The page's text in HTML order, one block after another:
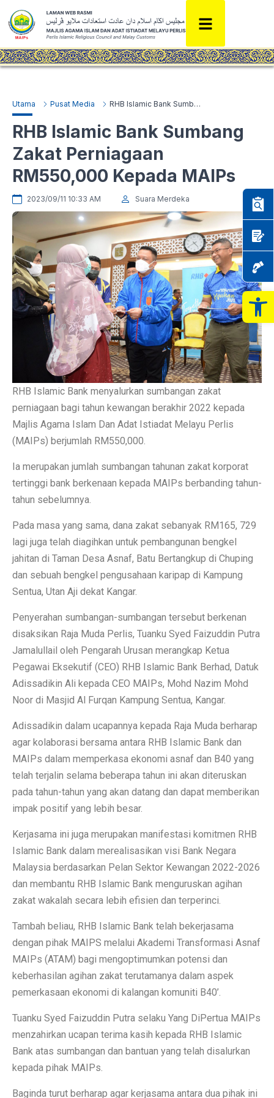
Utama Pusat Media RHB Islamic Bank Sumbang Zakat Perniagaan RM550,000 Kepada MAIPs
RHB Islamic Bank Sumbang
Zakat Perniagaan
RM550,000 Kepada MAIPs
2023/09/11 10:33 AM Suara Merdeka
RHB Islamic Bank menyalurkan sumbangan zakat
perniagaan bagi tahun kewangan berakhir 2022 kepada
Majlis Agama Islam Dan Adat Istiadat Melayu Perlis
(MAIPs) berjumlah RM550,000.
Ia merupakan jumlah sumbangan tahunan zakat korporat
tertinggi bank berkenaan kepada MAIPs berbanding tahun-
tahun sebelumnya.
Pada masa yang sama, dana zakat sebanyak RM165, 729
lagi juga telah diagihkan untuk pembangunan bengkel
jahitan di Taman Desa Asnaf, Batu Bertangkup di Chuping
dan sebuah bengkel pengusahaan karipap di Kampung
Sentua, Utan Aji dekat Kangar.
Penyerahan sumbangan-sumbangan tersebut berkenan
disaksikan Raja Muda Perlis, Tuanku Syed Faizuddin Putra
Jamalullail oleh Pengarah Urusan merangkap Ketua
Pegawai Eksekutif (CEO) RHB Islamic Bank Berhad, Datuk
Adissadikin Ali kepada CEO MAIPs, Mohd Nazim Mohd
Noor di Masjid Al Furqan Kampung Sentua, Kangar.
Adissadikin dalam ucapannya kepada Raja Muda berharap
agar kolaborasi bersama antara RHB Islamic Bank dan
MAIPs dalam memperkasa ekonomi asnaf dan B40 yang
telah terjalin selama beberapa tahun ini akan diteruskan
pada tahun-tahun yang akan datang dan dapat memberikan
impak positif yang lebih besar.
Kerjasama ini juga merupakan manifestasi komitmen RHB
Islamic Bank dalam merealisasikan visi Bank Negara
Malaysia berdasarkan Pelan Sektor Kewangan 2022-2026
dan membantu RHB Islamic Bank menguruskan agihan
zakat wakalah secara lebih efisien dan terperinci.
Tambah beliau, RHB Islamic Bank telah bekerjasama
dengan pihak MAIPS melalui Akademi Transformasi Asnaf
MAIPs (ATAM) bagi mengoptimumkan potensi dan
keberhasilan agihan zakat terutamanya dalam aspek
pemerkasaan ekonomi di kalangan komuniti B40’.
Tuanku Syed Faizuddin Putra selaku Yang DiPertua MAIPs
menzahirkan ucapan terima kasih kepada RHB Islamic
Bank atas sumbangan dan bantuan yang telah disalurkan
kepada pihak MAIPs.
Baginda turut berharap agar kerjasama antara dua pihak ini